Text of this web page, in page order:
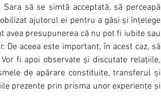
să se simtă acceptată, să perceapă
ajutorul ei pentru a găsi și înțelege
avea presupunerea că nu pot fi iubite sau
De aceea este important, în acest caz, să
fi apoi observate și discutate relațiile,
de apărare constituite, transferul și
prezente prin prisma unor experiențe și